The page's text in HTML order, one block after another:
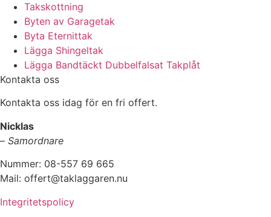
Takskottning
Byten av Garagetak
Byta Eternittak
Lägga Shingeltak
Lägga Bandtäckt Dubbelfalsat Takplåt
Kontakta oss
Kontakta oss idag för en fri offert.
Nicklas
– Samordnare
Nummer: 08-557 69 665
Mail: offert@taklaggaren.nu
Integritetspolicy